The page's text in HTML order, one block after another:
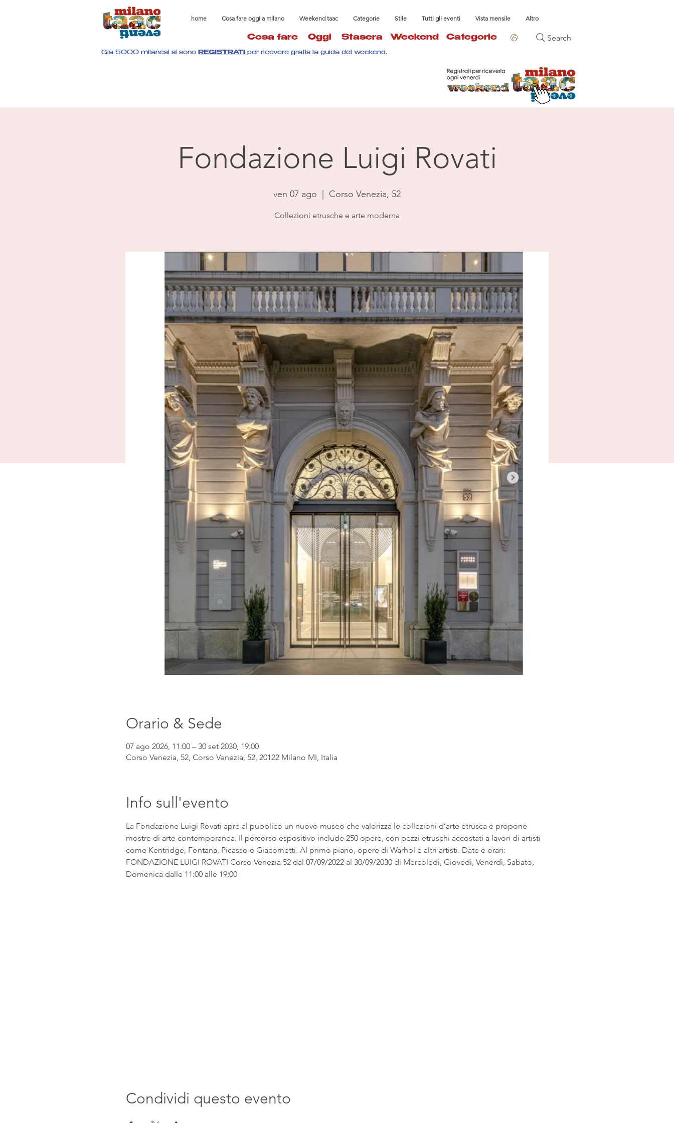
home Cosa fare oggi a milano Weekend taac Categorie Stile Tutti gli eventi Vista mensile Altro
Cosa fare Oggi Stasera Weekend Categorie Search
Già 5000 milanesi si sono REGISTRATI per ricevere gratis la guida del weekend.
Fondazione Luigi Rovati
ven 07 ago Corso Venezia, 52
Collezioni etrusche e arte moderna
Orario & Sede
07 ago 2026, 11:00 – 30 set 2030, 19:00
Corso Venezia, 52, Corso Venezia, 52, 20122 Milano MI, Italia
Info sull'evento
La Fondazione Luigi Rovati apre al pubblico un nuovo museo che valorizza le collezioni d’arte etrusca e propone
mostre di arte contemporanea. Il percorso espositivo include 250 opere, con pezzi etruschi accostati a lavori di artisti
come Kentridge, Fontana, Picasso e Giacometti. Al primo piano, opere di Warhol e altri artisti. Date e orari:
FONDAZIONE LUIGI ROVATI Corso Venezia 52 dal 07/09/2022 al 30/09/2030 di Mercoledì, Giovedì, Venerdì, Sabato,
Domenica dalle 11:00 alle 19:00
Condividi questo evento